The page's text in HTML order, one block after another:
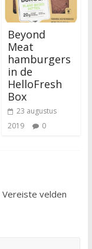
Beyond
Meat
hamburgers
in de
HelloFresh
Box
23 augustus
2019
0
Vereiste velden